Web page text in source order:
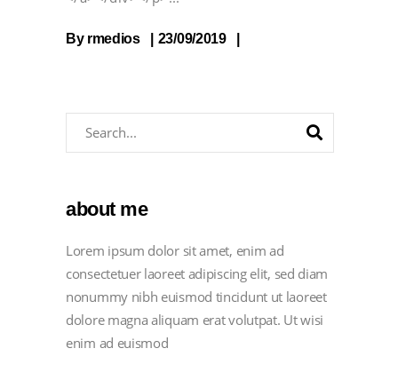
By rmedios 23/09/2019
about me
Lorem ipsum dolor sit amet, enim ad
consectetuer laoreet adipiscing elit, sed diam
nonummy nibh euismod tincidunt ut laoreet
dolore magna aliquam erat volutpat. Ut wisi
enim ad euismod